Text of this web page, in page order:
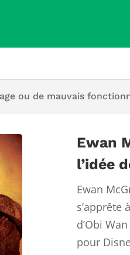
ou de mauvais
Ewan
l’idée
Ewan
s’apprête
d’Obi
pour